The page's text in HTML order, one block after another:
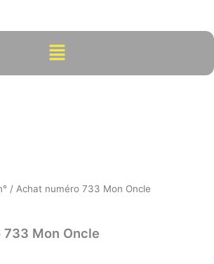
Menu
/ Achat numéro 733 Mon Oncle
733 Mon Oncle